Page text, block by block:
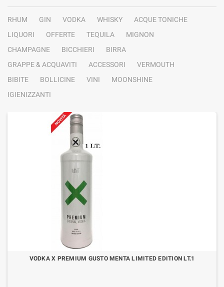
RHUM GIN VODKA WHISKY
ACQUE TONICHE
LIQUORI
OFFERTE TEQUILA
MIGNON
CHAMPAGNE
BICCHIERI
BIRRA
GRAPPE & ACQUAVITI
ACCESSORI
VERMOUTH
BIBITE
BOLLICINE VINI
MOONSHINE
IGIENIZZANTI
VODKA X PREMIUM GUSTO MENTA LIMITED EDITION LT.1